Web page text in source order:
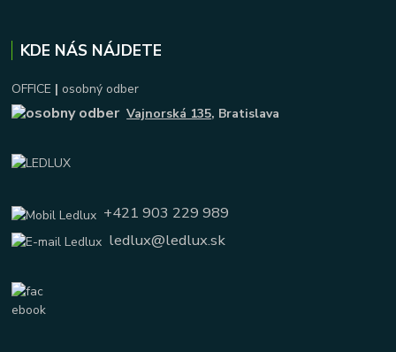
KDE NÁS NÁJDETE
OFFICE | osobný odber
Vajnorská 135, Bratislava
+421 903 229 989
ledlux@ledlux.sk